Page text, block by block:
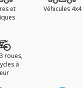
et
Véhicules 4x4
roues,
à